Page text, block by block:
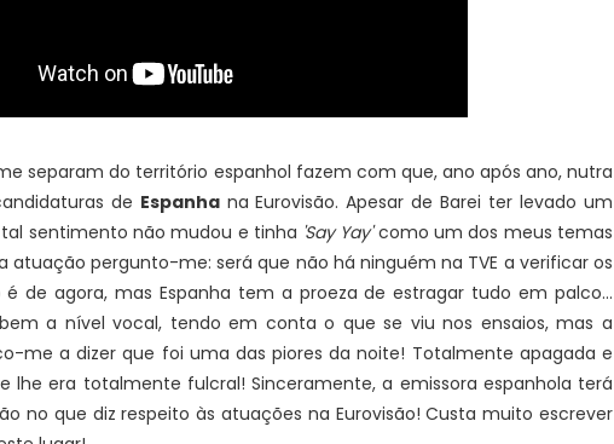
separam do território espanhol fazem com que, ano após ano, nutra
de Espanhana Eurovisão. Apesar de Barei ter levado um
sentimento não mudou e tinha 'Say Yay'como um dos meus temas
atuação pergunto-me: será que não há ninguém na TVE a verificar os
de agora, mas Espanha tem a proeza de estragar tudo em palco...
a nível vocal, tendo em conta o que se viu nos ensaios, mas a
me a dizer que foi uma das piores da noite! Totalmente apagada e
lhe era totalmente fulcral! Sinceramente, a emissora espanhola terá
no que diz respeito às atuações na Eurovisão! Custa muito escrever